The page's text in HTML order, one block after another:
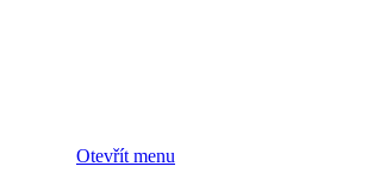
Otevřít menu